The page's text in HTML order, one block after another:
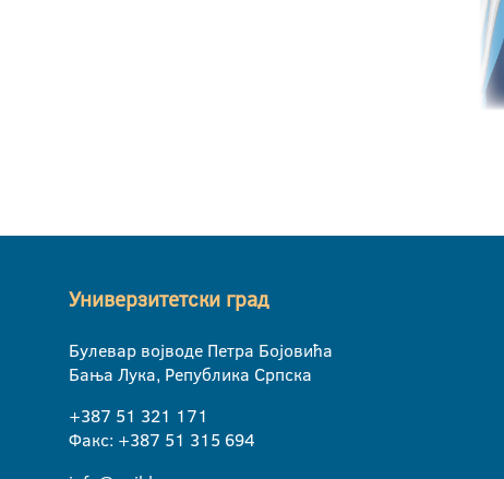
Универзитетски град
Булевар војводе Петра Бојовића
Бања Лука, Република Српска
+387 51 321 171
Факс: +387 51 315 694